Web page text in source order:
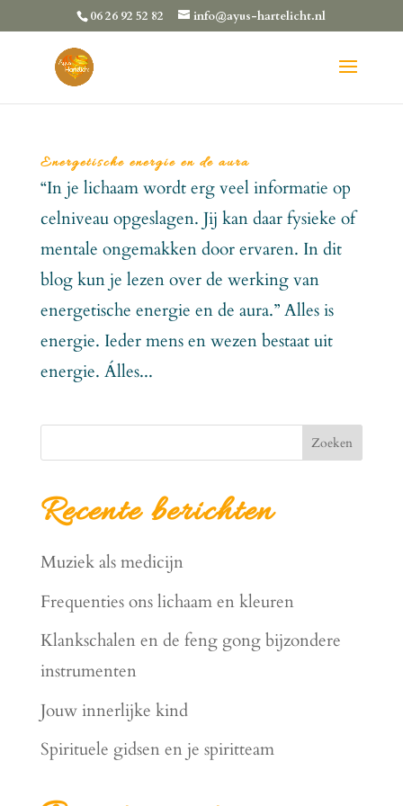
06 26 92 52 82 info@ayus-hartelicht.nl
Energetische energie en de aura
“In je lichaam wordt erg veel informatie op
celniveau opgeslagen. Jij kan daar fysieke of
mentale ongemakken door ervaren. In dit
blog kun je lezen over de werking van
energetische energie en de aura.” Alles is
energie. Ieder mens en wezen bestaat uit
energie. Álles...
Zoeken
Recente berichten
Muziek als medicijn
Frequenties ons lichaam en kleuren
Klankschalen en de feng gong bijzondere
instrumenten
Jouw innerlijke kind
Spirituele gidsen en je spiritteam